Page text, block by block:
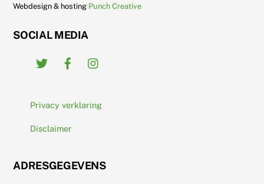
Webdesign & hosting Punch Creative
SOCIAL MEDIA
Twitter
Privacy verklaring
Disclaimer
ADRESGEGEVENS